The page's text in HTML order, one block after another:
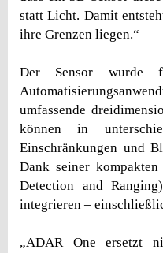
statt Licht. Damit
ihre Grenzen liegen.“
Der Sensor wurde
umfassende
können in
Einschränkungen und
Dank seiner
Detection and
integrieren –
„ADAR One ersetzt